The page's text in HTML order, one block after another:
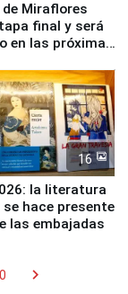
Miraflores
final y será
en las próximas
16
la literatura
hace presente
las embajadas
chevron_right